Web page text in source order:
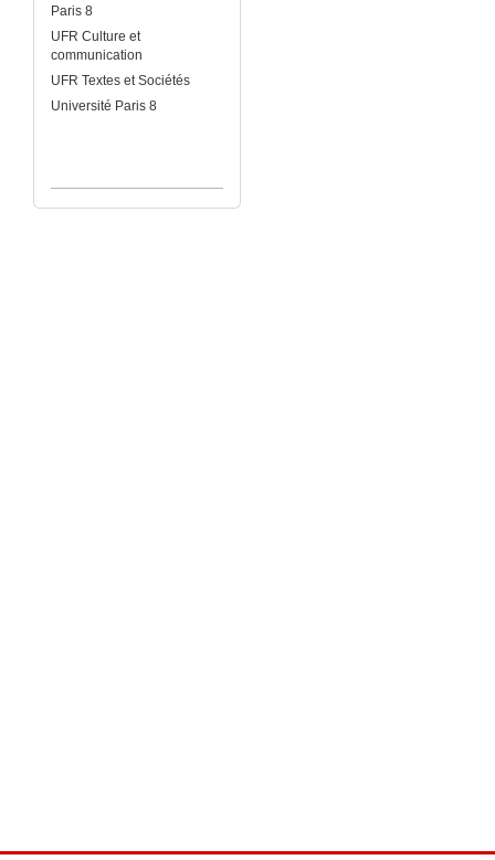
Paris 8
UFR Culture et
communication
UFR Textes et Sociétés
Université Paris 8